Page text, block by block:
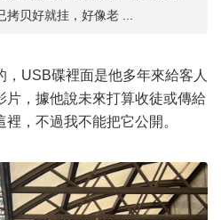
贝好就挂，好像老 ...
USB碟裡面是他多年來給客人
片，據他說未來打算收徒或傳給
，不過我不能把它公開。